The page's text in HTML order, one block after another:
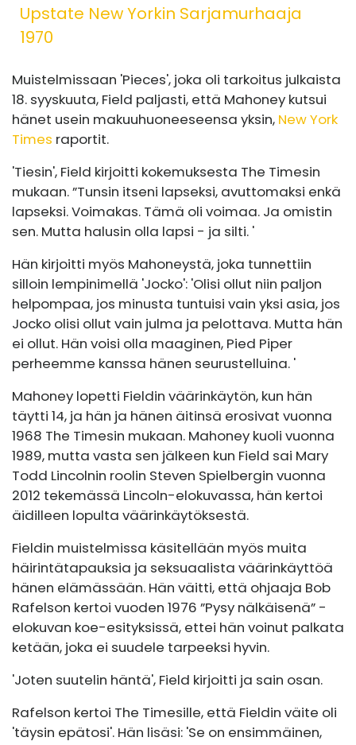
Upstate New Yorkin Sarjamurhaaja
1970
Muistelmissaan 'Pieces', joka oli tarkoitus julkaista
18. syyskuuta, Field paljasti, että Mahoney kutsui
hänet usein makuuhuoneeseensa yksin, New York
Times raportit.
'Tiesin', Field kirjoitti kokemuksesta The Timesin
mukaan. ”Tunsin itseni lapseksi, avuttomaksi enkä
lapseksi. Voimakas. Tämä oli voimaa. Ja omistin
sen. Mutta halusin olla lapsi - ja silti. '
Hän kirjoitti myös Mahoneystä, joka tunnettiin
silloin lempinimellä 'Jocko': 'Olisi ollut niin paljon
helpompaa, jos minusta tuntuisi vain yksi asia, jos
Jocko olisi ollut vain julma ja pelottava. Mutta hän
ei ollut. Hän voisi olla maaginen, Pied Piper
perheemme kanssa hänen seurustelluina. '
Mahoney lopetti Fieldin väärinkäytön, kun hän
täytti 14, ja hän ja hänen äitinsä erosivat vuonna
1968 The Timesin mukaan. Mahoney kuoli vuonna
1989, mutta vasta sen jälkeen kun Field sai Mary
Todd Lincolnin roolin Steven Spielbergin vuonna
2012 tekemässä Lincoln-elokuvassa, hän kertoi
äidilleen lopulta väärinkäytöksestä.
Fieldin muistelmissa käsitellään myös muita
häirintätapauksia ja seksuaalista väärinkäyttöä
hänen elämässään. Hän väitti, että ohjaaja Bob
Rafelson kertoi vuoden 1976 ”Pysy nälkäisenä” -
elokuvan koe-esityksissä, ettei hän voinut palkata
ketään, joka ei suudele tarpeeksi hyvin.
'Joten suutelin häntä', Field kirjoitti ja sain osan.
Rafelson kertoi The Timesille, että Fieldin väite oli
'täysin epätosi'. Hän lisäsi: 'Se on ensimmäinen,